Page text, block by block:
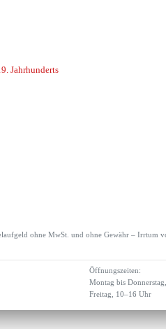
Jahrhunderts
ohne MwSt. und ohne Gewähr – Irrtum
Öffnungszeiten:
Montag bis
Freitag, 10–16 Uhr